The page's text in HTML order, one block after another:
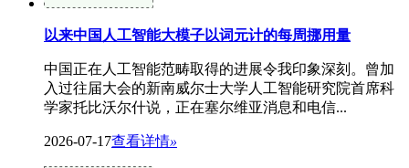
以来中国人工智能大模子以词元计的每周挪用量
中国正在人工智能范畴取得的进展令我印象深刻。曾加
入过往届大会的新南威尔士大学人工智能研究院首席科
学家托比沃尔什说，正在塞尔维亚消息和电信...
2026-07-17查看详情»